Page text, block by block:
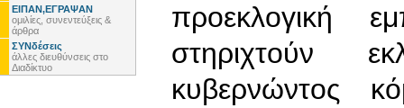
ΕΙΠΑΝ,ΕΓΡΑΨΑΝ
ομιλίες, συνεντεύξεις &
άρθρα
ΣΥΝδέσεις
άλλες διευθύνσεις στο
Διαδίκτυο
προεκλογική
στηριχτούν
κυβερνώντος